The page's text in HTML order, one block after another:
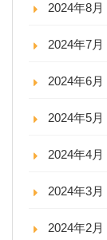
2024年8月
2024年7月
2024年6月
2024年5月
2024年4月
2024年3月
2024年2月